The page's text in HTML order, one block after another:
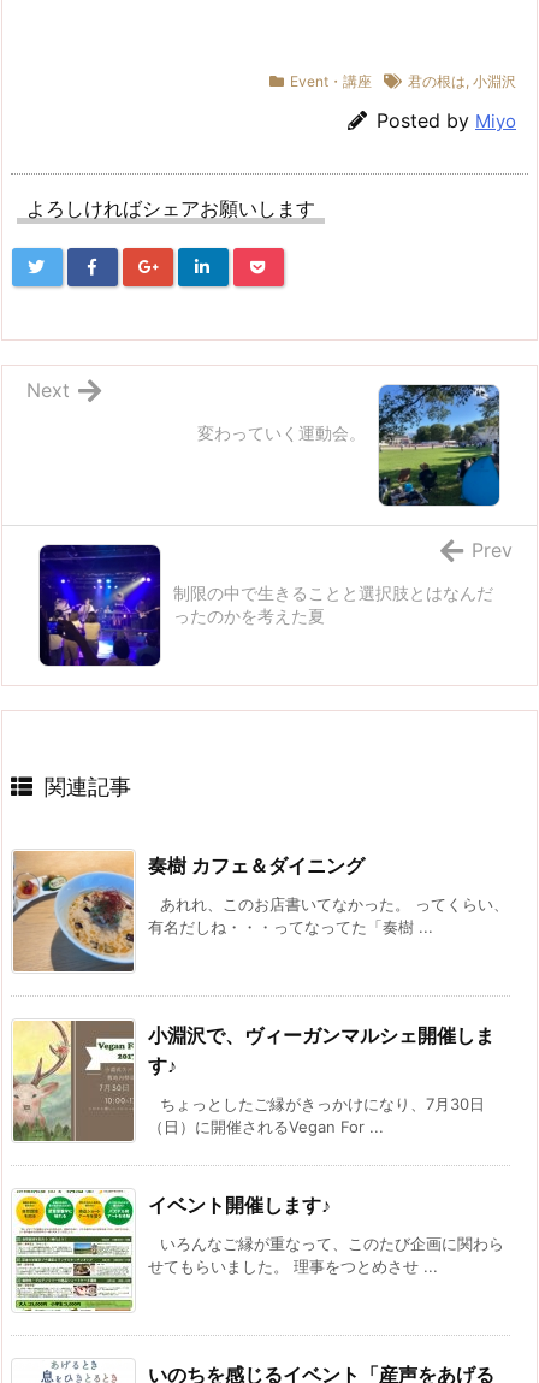
Event・講座 君の根は 小淵沢
Posted by Miyo
よろしければシェアお願いします
変わっていく運動会。
Next
制限の中で生きることと選択肢とはなんだ
ったのかを考えた夏
Prev
関連記事
奏樹 カフェ＆ダイニング
あれれ、このお店書いてなかった。 ってくらい、
有名だしね・・・ってなってた「奏樹 ...
小淵沢で、ヴィーガンマルシェ開催しま
す♪
ちょっとしたご縁がきっかけになり、7月30日
（日）に開催されるVegan For ...
イベント開催します♪
いろんなご縁が重なって、このたび企画に関わら
せてもらいました。 理事をつとめさせ ...
いのちを感じるイベント「産声をあげる